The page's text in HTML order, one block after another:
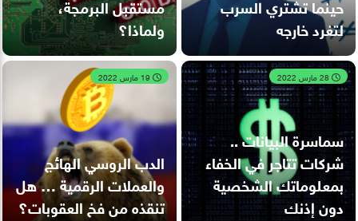
حينما تشتري السرب
لتغرد خارجه
مستقبل البرمجة،
ولماذا؟
سماسرة البيانات ..
شركات تتاجر في الخفاء
بمعلوماتك الشخصية
دون إذنك
الدب الروسي الهائج
والعملات الرقمية … هل
تنقذه من فخ العقوبات؟